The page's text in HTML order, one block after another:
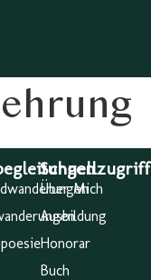
Über Mich
Ausbildung
Honorar
Buch